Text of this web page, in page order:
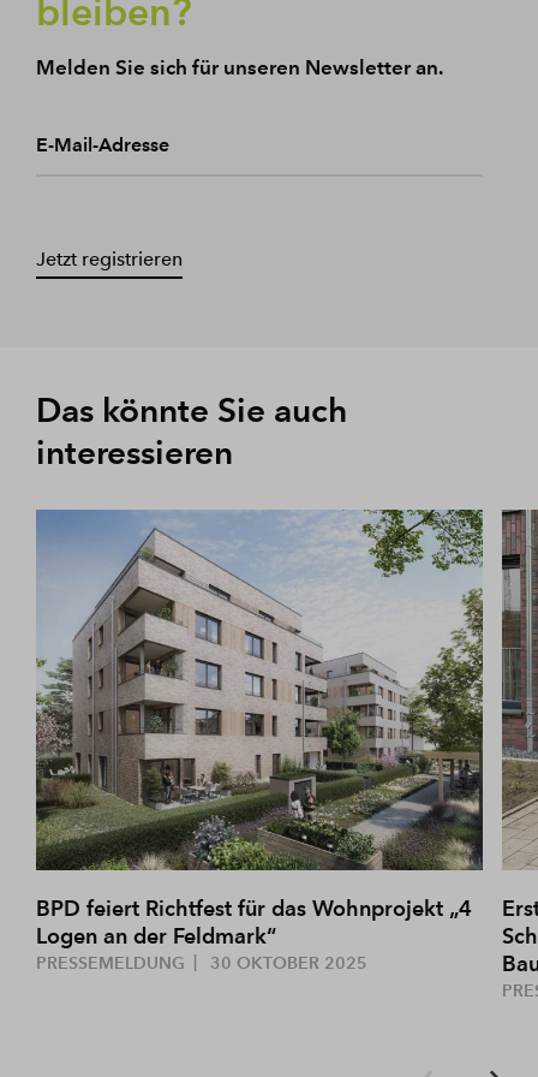
bleiben?
Melden Sie sich für unseren Newsletter an.
E-Mail-Adresse
Jetzt registrieren
Das könnte Sie auch
interessieren
BPD feiert Richtfest für das Wohnprojekt „4
Logen an der Feldmark“
PRESSEMELDUNG 30 OKTOBER 2025